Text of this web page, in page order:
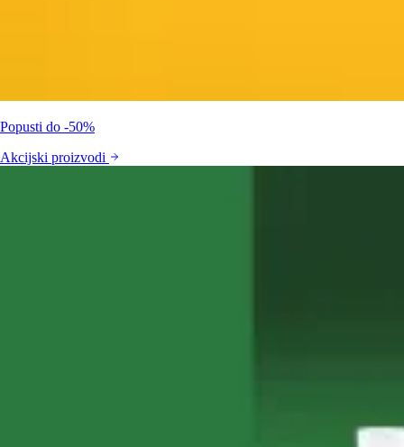
Popusti do -50%
Akcijski proizvodi